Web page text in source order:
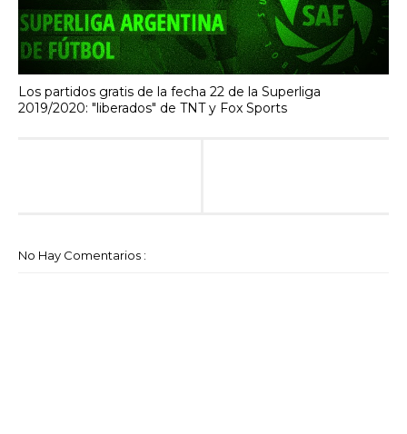
Los partidos gratis de la fecha 22 de la Superliga
2019/2020: "liberados" de TNT y Fox Sports
No Hay Comentarios :